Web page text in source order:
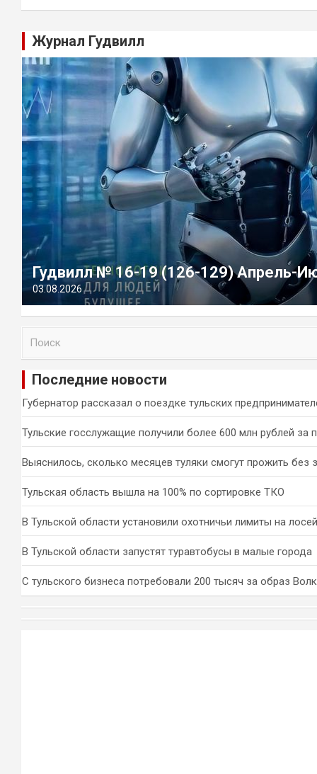
Журнал Гудвилл
Гудвилл № 16-19 (126-129) Апрель-
03.08.2026
и
Последние новости
Губернатор рассказал о поездке тульских
Тульские госслужащие получили более 600 млн рублей за
Выяснилось, сколько месяцев туляки смогут прожить без
Тульская область вышла на 100% по сортировке ТКО
В Тульской области установили охотничьи лимиты на
В Тульской области запустят туравтобусы в малые города
С тульского бизнеса потребовали 200 тысяч за образ